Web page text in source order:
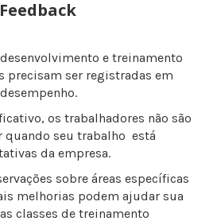
e treinamento
precisam ser registradas em
os trabalhadores não são
quando seu trabalho está
da empresa.
sobre áreas específicas
melhorias podem ajudar sua
classes de treinamento